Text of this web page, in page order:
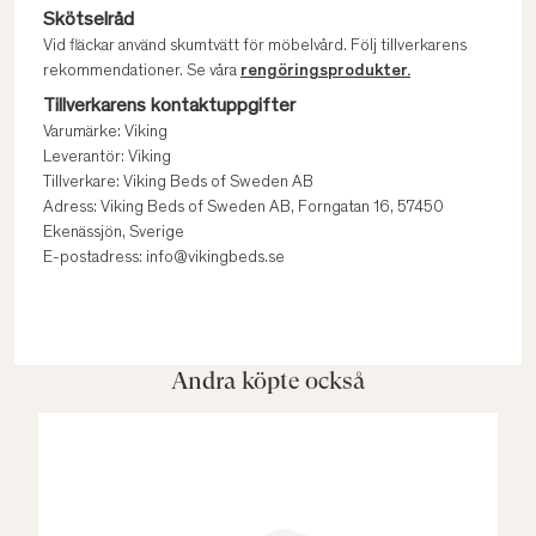
Skötselråd
Vid fläckar använd skumtvätt för möbelvård. Följ tillverkarens
rekommendationer. Se våra rengöringsprodukter.
Tillverkarens kontaktuppgifter
Varumärke: Viking
Leverantör: Viking
Tillverkare: Viking Beds of Sweden AB
Adress: Viking Beds of Sweden AB, Forngatan 16, 57450
Ekenässjön, Sverige
E-postadress: info@vikingbeds.se
Andra köpte också